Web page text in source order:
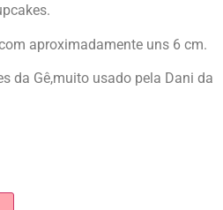
aproximadamente uns 6 cm.
da Gê,muito usado pela Dani da